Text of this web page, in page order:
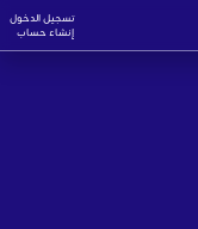
تسجيل الدخول
إنشاء حساب